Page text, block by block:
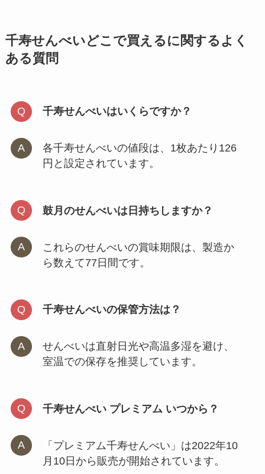
千寿せんべいどこで買えるに関するよく
ある質問
千寿せんべいはいくらですか？
各千寿せんべいの値段は、1枚あたり126
円と設定されています。
鼓月のせんべいは日持ちしますか？
これらのせんべいの賞味期限は、製造か
ら数えて77日間です。
千寿せんべいの保管方法は？
せんべいは直射日光や高温多湿を避け、
室温での保存を推奨しています。
千寿せんべい プレミアム いつから？
「プレミアム千寿せんべい」は2022年10
月10日から販売が開始されています。